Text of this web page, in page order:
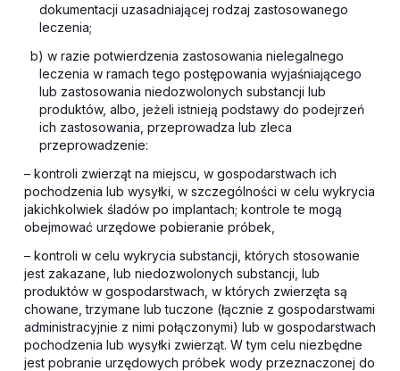
dokumentacji uzasadniającej rodzaj zastosowanego
leczenia;
b) w razie potwierdzenia zastosowania nielegalnego
leczenia w ramach tego postępowania wyjaśniającego
lub zastosowania niedozwolonych substancji lub
produktów, albo, jeżeli istnieją podstawy do podejrzeń
ich zastosowania, przeprowadza lub zleca
przeprowadzenie:
– kontroli zwierząt na miejscu, w gospodarstwach ich
pochodzenia lub wysyłki, w szczególności w celu wykrycia
jakichkolwiek śladów po implantach; kontrole te mogą
obejmować urzędowe pobieranie próbek,
– kontroli w celu wykrycia substancji, których stosowanie
jest zakazane, lub niedozwolonych substancji, lub
produktów w gospodarstwach, w których zwierzęta są
chowane, trzymane lub tuczone (łącznie z gospodarstwami
administracyjnie z nimi połączonymi) lub w gospodarstwach
pochodzenia lub wysyłki zwierząt. W tym celu niezbędne
jest pobranie urzędowych próbek wody przeznaczonej do